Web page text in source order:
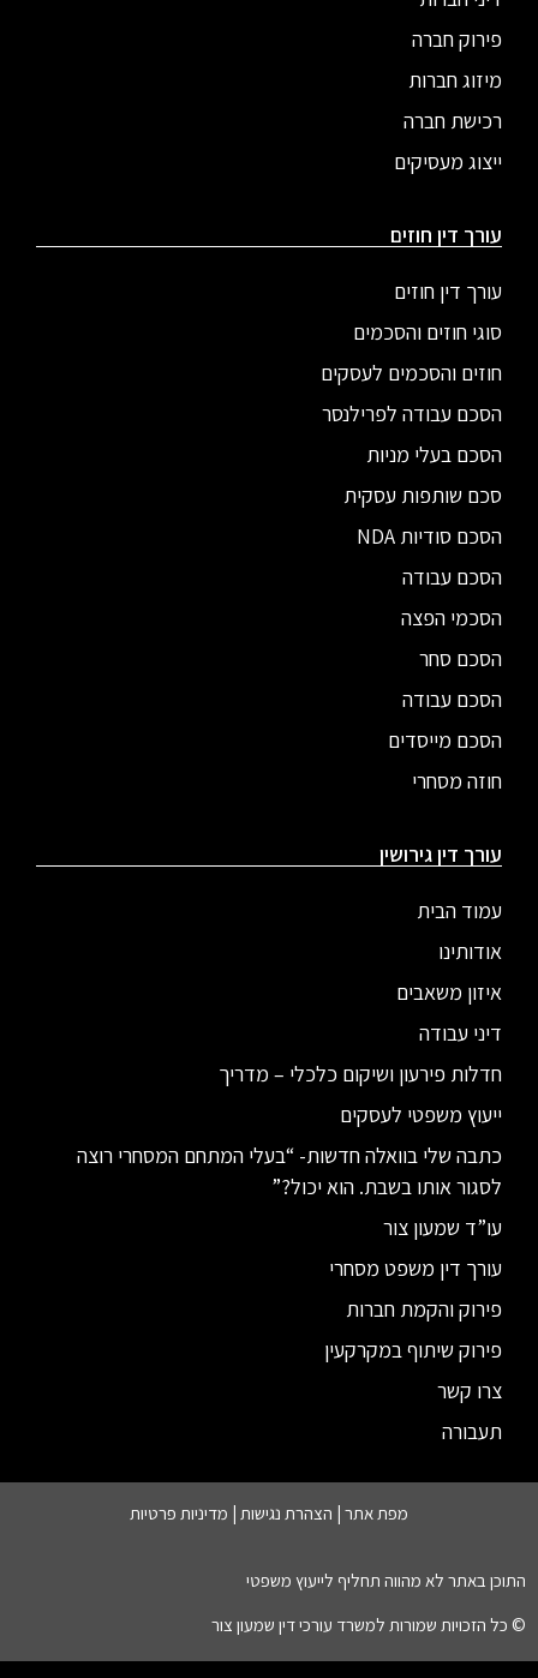
פירוק חברה
מיזוג חברות
רכישת חברה
ייצוג מעסיקים
עורך דין חוזים
עורך דין חוזים
סוגי חוזים והסכמים
חוזים והסכמים לעסקים
הסכם עבודה לפרילנסר
הסכם בעלי מניות
סכם שותפות עסקית
הסכם סודיות NDA
הסכם עבודה
הסכמי הפצה
הסכם סחר
הסכם עבודה
הסכם מייסדים
חוזה מסחרי
עורך דין גירושין
עמוד הבית
אודותינו
איזון משאבים
דיני עבודה
חדלות פירעון ושיקום כלכלי – מדריך
ייעוץ משפטי לעסקים
כתבה שלי בוואלה חדשות- “בעלי המתחם המסחרי רוצה
לסגור אותו בשבת. הוא יכול?”
עו”ד שמעון צור
עורך דין משפט מסחרי
פירוק והקמת חברות
פירוק שיתוף במקרקעין
צרו קשר
תעבורה
מפת אתר | הצהרת נגישות | מדיניות פרטיות
התוכן באתר לא מהווה תחליף לייעוץ משפטי
© כל הזכויות שמורות למשרד עורכי דין שמעון צור